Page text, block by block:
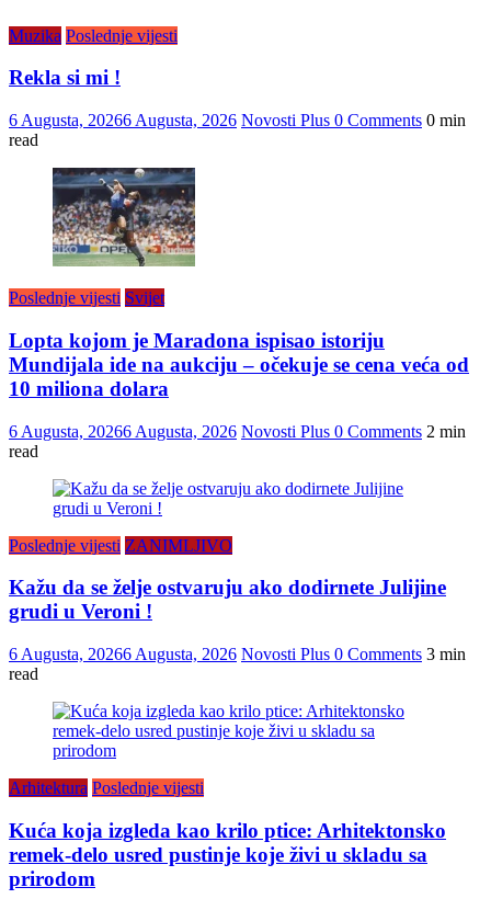
Muzika Poslednje vijesti
Rekla si mi !
6 Augusta, 20266 Augusta, 2026 Novosti Plus 0 Comments 0 min
read
Poslednje vijesti Svijet
Lopta kojom je Maradona ispisao istoriju
Mundijala ide na aukciju – očekuje se cena veća od
10 miliona dolara
6 Augusta, 20266 Augusta, 2026 Novosti Plus 0 Comments 2 min
read
Poslednje vijesti ZANIMLJIVO
Kažu da se želje ostvaruju ako dodirnete Julijine
grudi u Veroni !
6 Augusta, 20266 Augusta, 2026 Novosti Plus 0 Comments 3 min
read
Arhitektura Poslednje vijesti
Kuća koja izgleda kao krilo ptice: Arhitektonsko
remek-delo usred pustinje koje živi u skladu sa
prirodom